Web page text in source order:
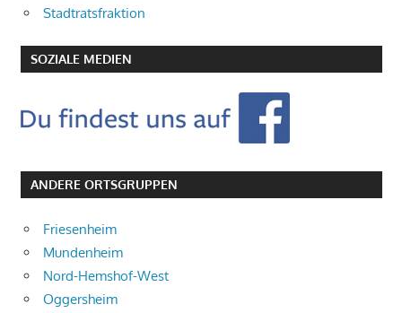
Stadtratsfraktion
SOZIALE MEDIEN
ANDERE ORTSGRUPPEN
Friesenheim
Mundenheim
Nord-Hemshof-West
Oggersheim